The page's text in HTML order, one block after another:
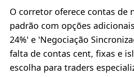
O corretor oferece contas de
padrão com opções
24%' e 'Negociação
falta de contas cent, fixas e
escolha para traders